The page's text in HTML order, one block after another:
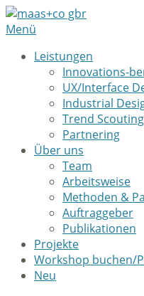
Menü
Leistungen
Innovations-
UX/Interface
Industrial
Trend Scouting
Partnering
Über uns
Team
Arbeitsweise
Methoden &
Auftraggeber
Publikationen
Projekte
Workshop buchen/
Neu